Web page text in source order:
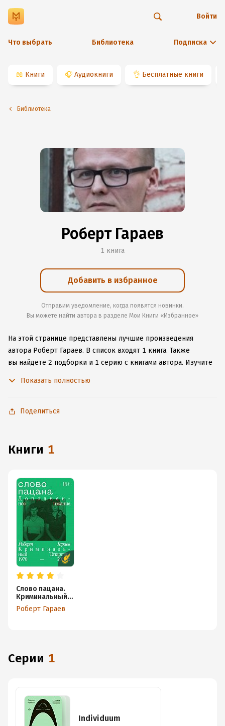
Что выбрать Библиотека Подписка
Войти
📖 Книги 🎧 Аудиокниги 👌 Бесплатные книги
Библиотека
Роберт Гараев
1 книга
Добавить в избранное
Отправим уведомление, когда появятся новинки.
Вы можете найти автора в разделе Мои Книги «Избранное»
На этой странице представлены лучшие произведения
автора Роберт Гараев. В список входят 1 книга. Также
вы найдете 2 подборки и 1 серию с книгами автора. Изучите
чтобы не расставаться с любимыми произведениями даже
Показать полностью
Поделиться
книги 1
Слово пацана.
Криминальный
Татарстан 1970–
2010-х.
Роберт Гараев
Серии 1
Individuum